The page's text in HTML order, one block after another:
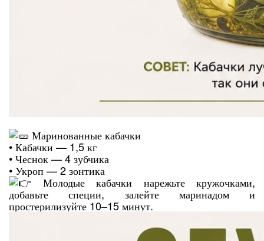
Маринованные кабачки
• Кабачки — 1,5 кг
• Чеснок — 4 зубчика
• Укроп — 2 зонтика
Молодые кабачки нарежьте кружочками,
добавьте специи, залейте маринадом и
простерилизуйте 10–15 минут.